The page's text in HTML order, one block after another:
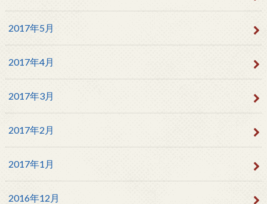
2017年5月
2017年4月
2017年3月
2017年2月
2017年1月
2016年12月